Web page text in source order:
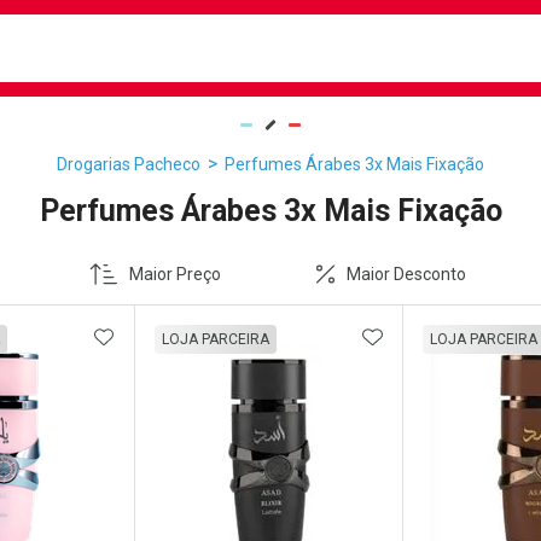
Drogarias Pacheco Perfumes Árabes 3x Mais Fixação
Perfumes Árabes 3x Mais Fixação
Maior Preço Maior Desconto
ADICIONAR AOS FAVORITOS
LOJA PARCEIRA ADICIONAR AOS
LOJA PARCEIRA